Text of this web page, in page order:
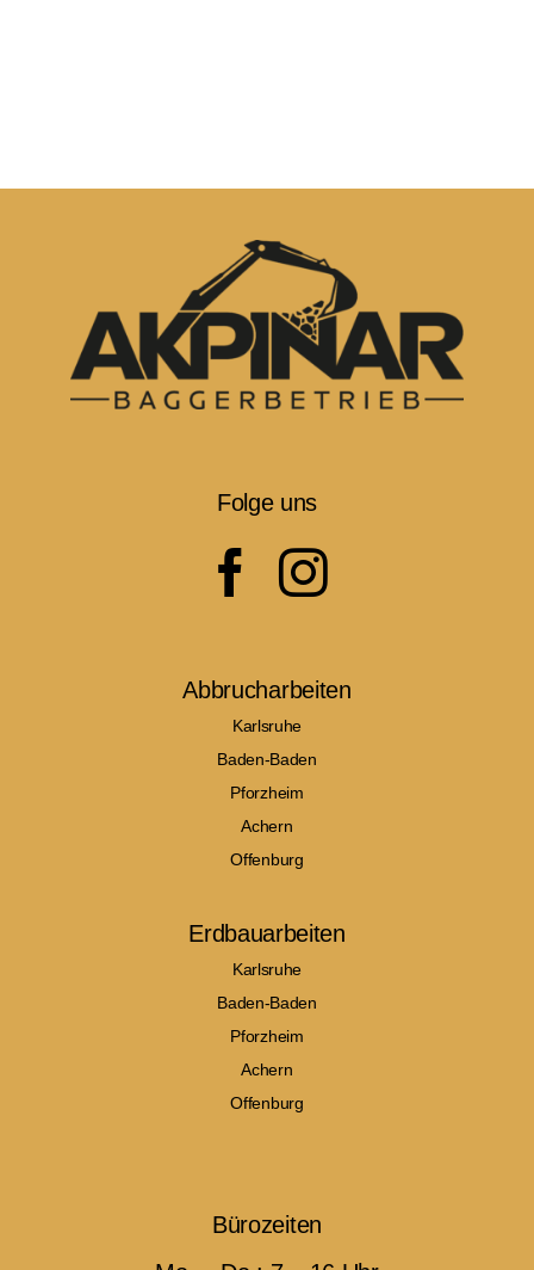
Folge uns
Abbrucharbeiten
Karlsruhe
Baden-Baden
Pforzheim
Achern
Offenburg
Erdbauarbeiten
Karlsruhe
Baden-Baden
Pforzheim
Achern
Offenburg
Bürozeiten